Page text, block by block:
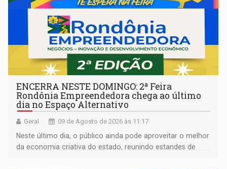
ENCERRA NESTE DOMINGO: 2ª Feira
Rondônia Empreendedora chega ao último
dia no Espaço Alternativo
Geral 09 de Agosto de 2026 às 11:17
Neste último dia, o público ainda pode aproveitar o melhor
da economia criativa do estado, reunindo estandes de